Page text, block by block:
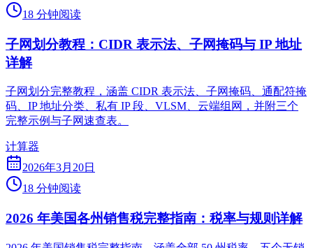
18 分钟阅读
子网划分教程：CIDR 表示法、子网掩码与 IP 地址
详解
子网划分完整教程，涵盖 CIDR 表示法、子网掩码、通配符掩
码、IP 地址分类、私有 IP 段、VLSM、云端组网，并附三个
完整示例与子网速查表。
计算器
2026年3月20日
18 分钟阅读
2026 年美国各州销售税完整指南：税率与规则详解